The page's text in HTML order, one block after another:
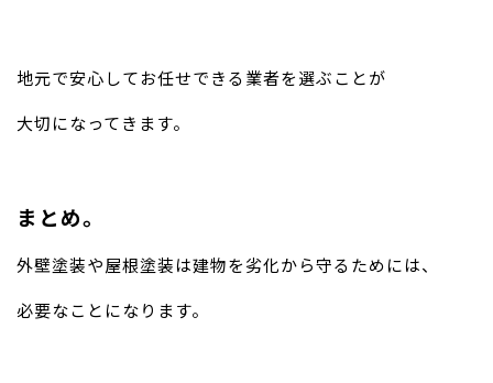
地元で安心してお任せできる業者を選ぶことが
大切になってきます。
まとめ。
外壁塗装や屋根塗装は建物を劣化から守るためには、
必要なことになります。